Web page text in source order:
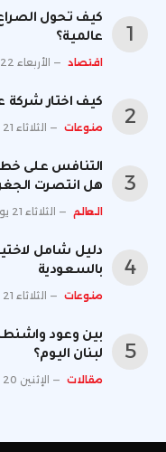
كيف تحول الصراع
عالمية؟
اقتصاد الأربعاء 22 يوليو 4:49 م
كيف اختار
منوعات الثلاثاء 21 يوليو 9:20 م
التنافس على خط
هل انتصرت
العالم الثلاثاء 21 يوليو 4:36 م
دليل شامل
بالسعودية
منوعات الثلاثاء 21 يوليو 2:03 م
بين وعود
لبنان اليوم؟
مقالات الإثنين 20 يوليو 4:43 م